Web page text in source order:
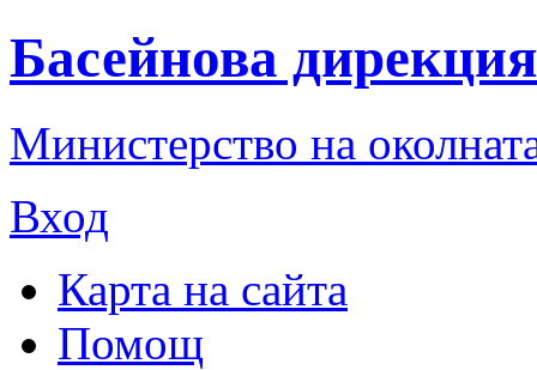
Басейнова
Министерство на
Вход
Карта на сайта
Помощ